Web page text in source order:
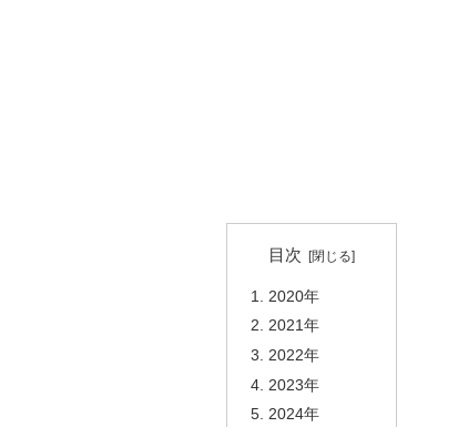
目次
2020年
2021年
2022年
2023年
2024年